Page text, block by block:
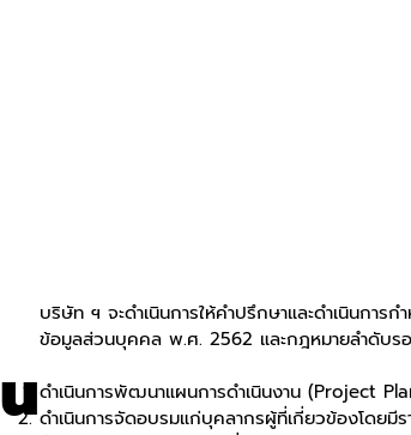
บริษัท ฯ จะดำเนินการให้คำปรึกษาและดำเนินกา
ข้อมูลส่วนบุคคล พ.ศ. 2562 และกฎหมายลำดับร
ดำเนินการพัฒนาแผนการดำเนินงาน (Project
ดำเนินการจัดอบรมแก่บุคลากรผู้ที่เกี่ยวข้องโดยมีร